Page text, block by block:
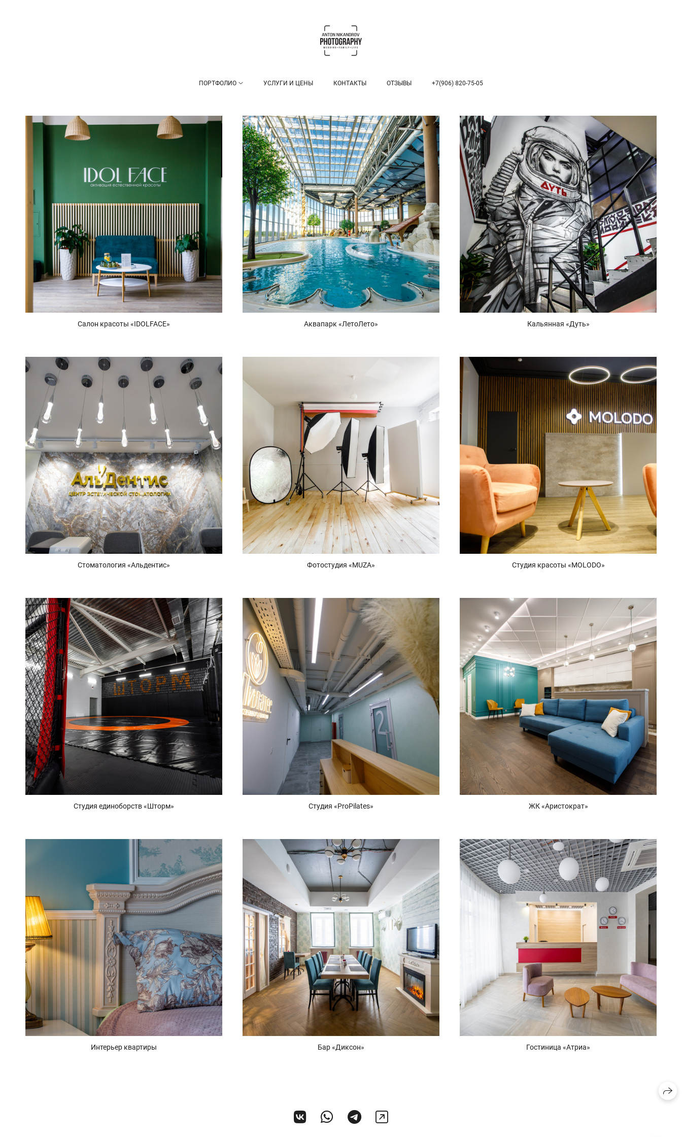
ПОРТФОЛИО УСЛУГИ И ЦЕНЫ КОНТАКТЫ ОТЗЫВЫ +7(906) 820-75-05
Салон красоты «IDOLFACE» Аквапарк «ЛетоЛето» Кальянная «Дуть»
Стоматология «Альдентис» Фотостудия «MUZA» Студия красоты «MOLODO»
Студия единоборств «Шторм» Студия «ProPilates» ЖК «Аристократ»
Интерьер квартиры Бар «Диксон» Гостиница «Атриа»